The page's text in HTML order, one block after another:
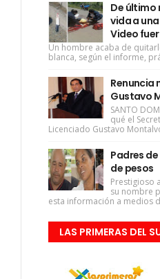
De último
vida a
Video
Un hombre acaba de
blanca, según el informe,
Renuncia
Gustavo
SANTO
qué el
Licenciado Gustavo
Padres
de pesos
Prestigioso
su nombre
esta información a medios
LAS PRIMERAS DEL